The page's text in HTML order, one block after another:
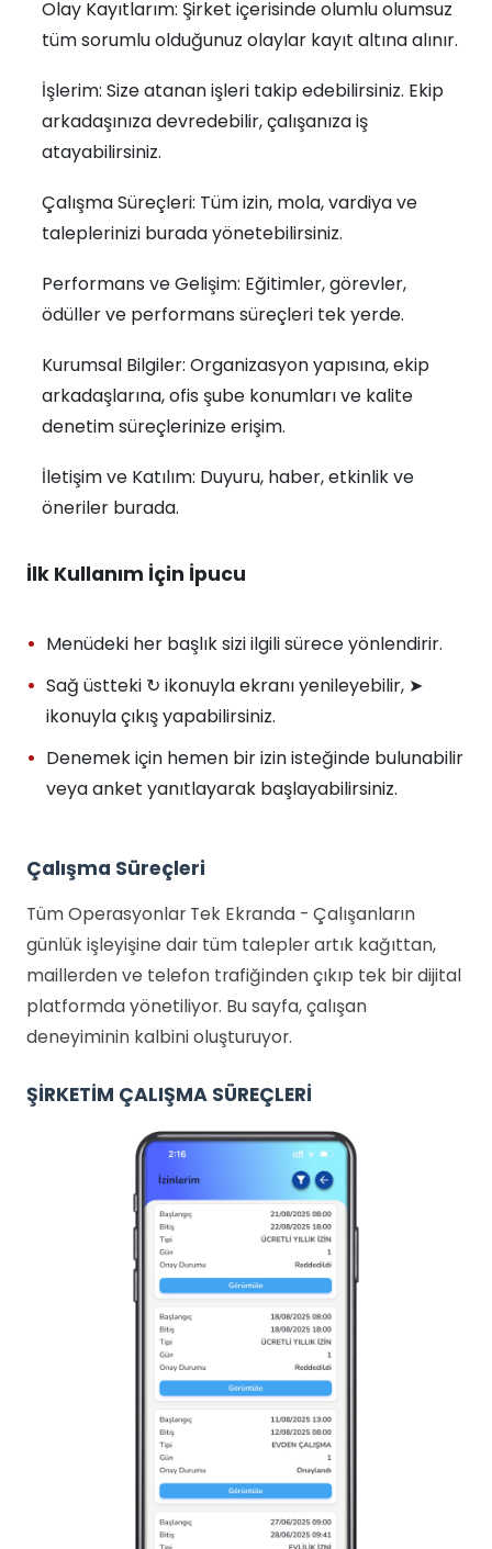
Olay Kayıtlarım: Şirket içerisinde olumlu olumsuz
tüm sorumlu olduğunuz olaylar kayıt altına alınır.
İşlerim: Size atanan işleri takip edebilirsiniz. Ekip
arkadaşınıza devredebilir, çalışanıza iş
atayabilirsiniz.
Çalışma Süreçleri: Tüm izin, mola, vardiya ve
taleplerinizi burada yönetebilirsiniz.
Performans ve Gelişim: Eğitimler, görevler,
ödüller ve performans süreçleri tek yerde.
Kurumsal Bilgiler: Organizasyon yapısına, ekip
arkadaşlarına, ofis şube konumları ve kalite
denetim süreçlerinize erişim.
İletişim ve Katılım: Duyuru, haber, etkinlik ve
öneriler burada.
İlk Kullanım İçin İpucu
Menüdeki her başlık sizi ilgili sürece yönlendirir.
Sağ üstteki ↻ ikonuyla ekranı yenileyebilir, ➤
ikonuyla çıkış yapabilirsiniz.
Denemek için hemen bir izin isteğinde bulunabilir
veya anket yanıtlayarak başlayabilirsiniz.
Çalışma Süreçleri
Tüm Operasyonlar Tek Ekranda - Çalışanların
günlük işleyişine dair tüm talepler artık kağıttan,
maillerden ve telefon trafiğinden çıkıp tek bir dijital
platformda yönetiliyor. Bu sayfa, çalışan
deneyiminin kalbini oluşturuyor.
ŞİRKETİM ÇALIŞMA SÜREÇLERİ